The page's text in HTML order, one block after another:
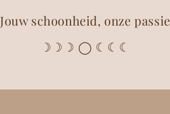
Jouw schoonheid, onze passie
☽☽☽ ◯ ☾☾☾